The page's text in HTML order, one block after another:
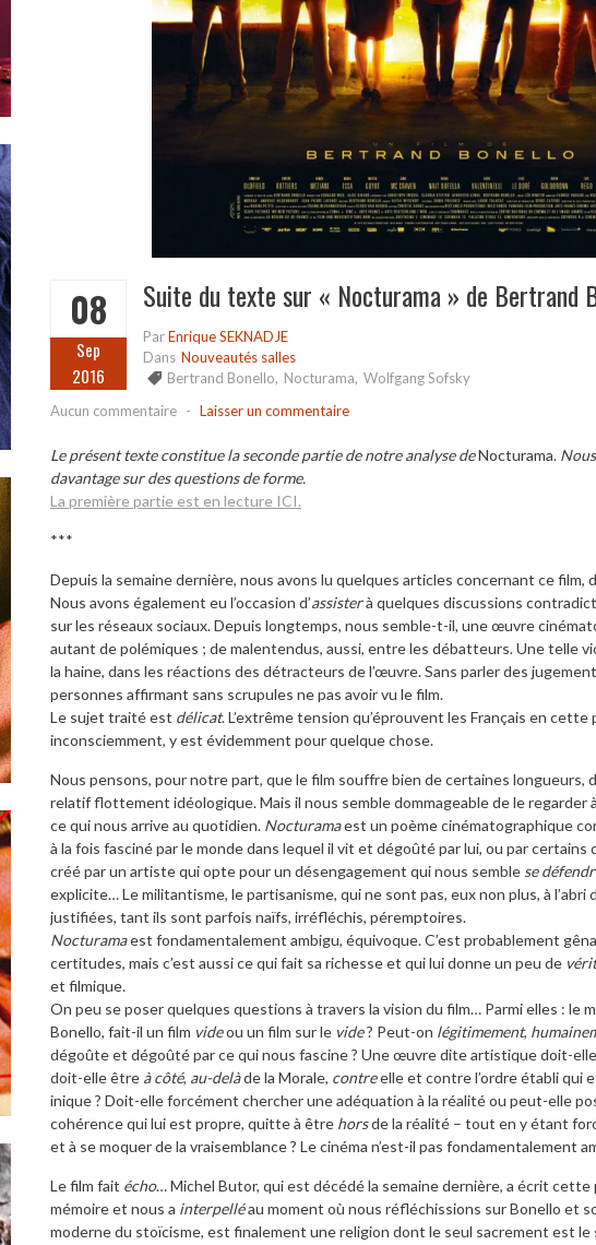
08
Sep
2016
Suite du texte sur « Nocturama » de Bertrand
ParEnrique SEKNADJE
Dans Nouveautés salles
Bertrand Bonello, Nocturama, Wolfgang Sofsky
Aucun commentaire - Laisser un commentaire
Le présent texte constitue la seconde partie de notre analyse deNocturama.
davantage sur des questions de forme.
La première partie est en lecture ICI.
***
Depuis la semaine dernière, nous avons lu quelques articles concernant ce film,
Nous avons également eu l’occasion d’assisterà quelques discussions
sur les réseaux sociaux. Depuis longtemps, nous semble-t-il, une œuvre
autant de polémiques ; de malentendus, aussi, entre les débatteurs. Une telle
la haine, dans les réactions des détracteurs de l’œuvre. Sans parler des
personnes affirmant sans scrupules ne pas avoir vu le film.
Le sujet traité est délicat. L’extrême tension qu’éprouvent les Français en
inconsciemment, y est évidemment pour quelque chose.
Nous pensons, pour notre part, que le film souffre bien de certaines longueurs,
relatif flottement idéologique. Mais il nous semble dommageable de le regarder
ce qui nous arrive au quotidien. Nocturamaest un poème cinématographique
à la fois fasciné par le monde dans lequel il vit et dégoûté par lui, ou par certains
créé par un artiste qui opte pour un désengagement qui nous semble se
explicite… Le militantisme, le partisanisme, qui ne sont pas, eux non plus, à
justifiées, tant ils sont parfois naïfs, irréfléchis, péremptoires.
Nocturamaest fondamentalement ambigu, équivoque. C’est probablement
certitudes, mais c’est aussi ce qui fait sa richesse et qui lui donne un peu de
et filmique.
On peu se poser quelques questions à travers la vision du film… Parmi elles : le
Bonello, fait-il un film videou un film sur le vide? Peut-on légitimement,
dégoûte et dégoûté par ce qui nous fascine ? Une œuvre dite artistique doit-
doit-elle être à côté, au-delàde la Morale, contreelle et contre l’ordre établi qui
inique ? Doit-elle forcément chercher une adéquation à la réalité ou peut-elle
cohérence qui lui est propre, quitte à être horsde la réalité – tout en y étant
et à se moquer de la vraisemblance ? Le cinéma n’est-il pas fondamentalement
Le film fait écho… Michel Butor, qui est décédé la semaine dernière, a écrit
mémoire et nous a interpelléau moment où nous réfléchissions sur Bonello et
moderne du stoïcisme, est finalement une religion dont le seul sacrement est le